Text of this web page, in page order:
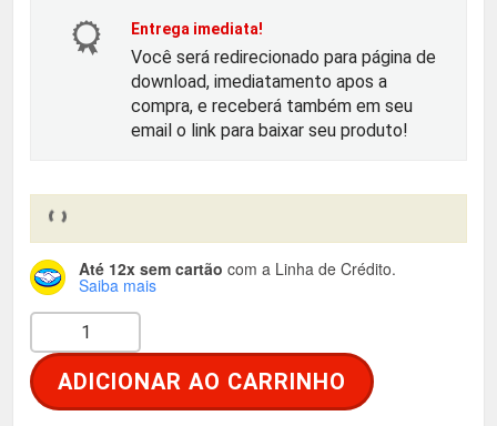
o
r
i
n
l
a
t
u
é
R
Entrega imediata!
Você será redirecionado para página de
download, imediatamento apos a
compra, e receberá também em seu
email o link para baixar seu produto!
Até 12x sem cartão com a Linha de Crédito.
Saiba mais
a
s
ADICIONAR AO CARRINHO